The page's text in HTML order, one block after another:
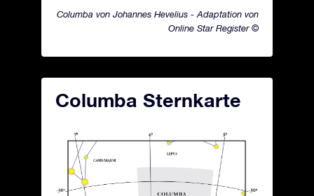
Columba von Johannes Hevelius - Adaptation von
Online Star Register ©
Columba Sternkarte